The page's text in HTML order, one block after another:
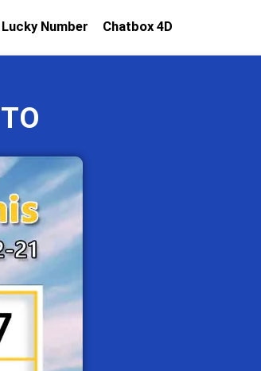
Lucky Number Chatbox 4D